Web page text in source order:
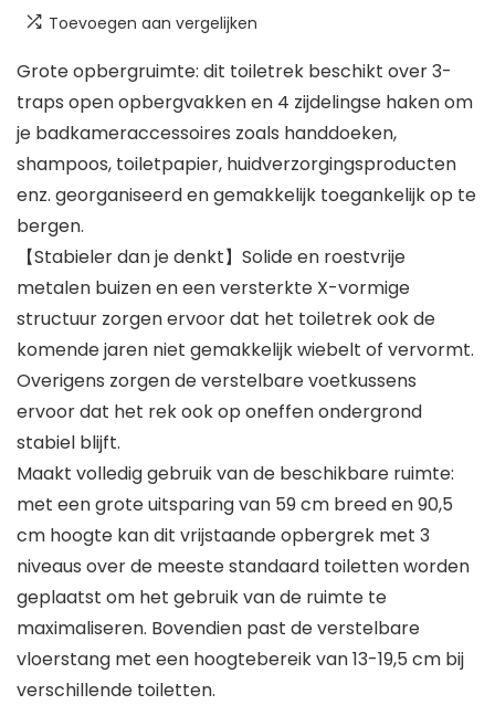
Toevoegen aan vergelijken
Grote opbergruimte: dit toiletrek beschikt over 3-
traps open opbergvakken en 4 zijdelingse haken om
je badkameraccessoires zoals handdoeken,
shampoos, toiletpapier, huidverzorgingsproducten
enz. georganiseerd en gemakkelijk toegankelijk op te
bergen.
【Stabieler dan je denkt】Solide en roestvrije
metalen buizen en een versterkte X-vormige
structuur zorgen ervoor dat het toiletrek ook de
komende jaren niet gemakkelijk wiebelt of vervormt.
Overigens zorgen de verstelbare voetkussens
ervoor dat het rek ook op oneffen ondergrond
stabiel blijft.
Maakt volledig gebruik van de beschikbare ruimte:
met een grote uitsparing van 59 cm breed en 90,5
cm hoogte kan dit vrijstaande opbergrek met 3
niveaus over de meeste standaard toiletten worden
geplaatst om het gebruik van de ruimte te
maximaliseren. Bovendien past de verstelbare
vloerstang met een hoogtebereik van 13-19,5 cm bij
verschillende toiletten.